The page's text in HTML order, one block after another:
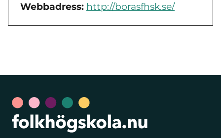
Webbadress: http://borasfhsk.se/